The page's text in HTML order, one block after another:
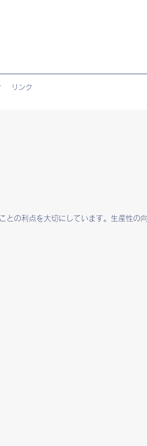
リンク
の利点を大切にしています。生産性の向